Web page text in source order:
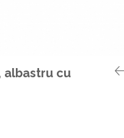
albastru cu